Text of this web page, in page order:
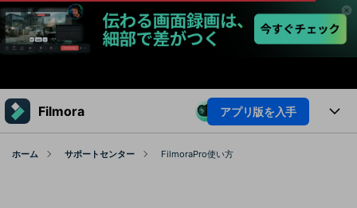
製品
ユーティリティ
法人・教育・パートナー
Filmora アプリ版を入手
製品
ホーム サポートセンター FilmoraPro使い方